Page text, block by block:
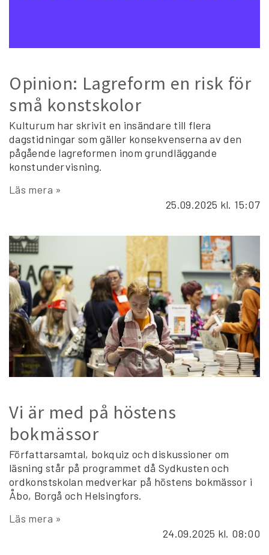
Opinion: Lagreform en risk för
små konstskolor
Kulturum har skrivit en insändare till flera
dagstidningar som gäller konsekvenserna av den
pågående lagreformen inom grundläggande
konstundervisning.
Läs mera »
25.09.2025 kl. 15:07
Vi är med på höstens
bokmässor
Författarsamtal, bokquiz och diskussioner om
läsning står på programmet då Sydkusten och
ordkonstskolan medverkar på höstens bokmässor i
Åbo, Borgå och Helsingfors.
Läs mera »
24.09.2025 kl. 08:00